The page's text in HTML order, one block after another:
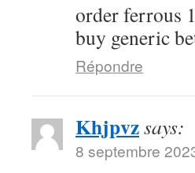
order ferrous
buy generic
Répondre
Khjpvzsays:
8 septembre